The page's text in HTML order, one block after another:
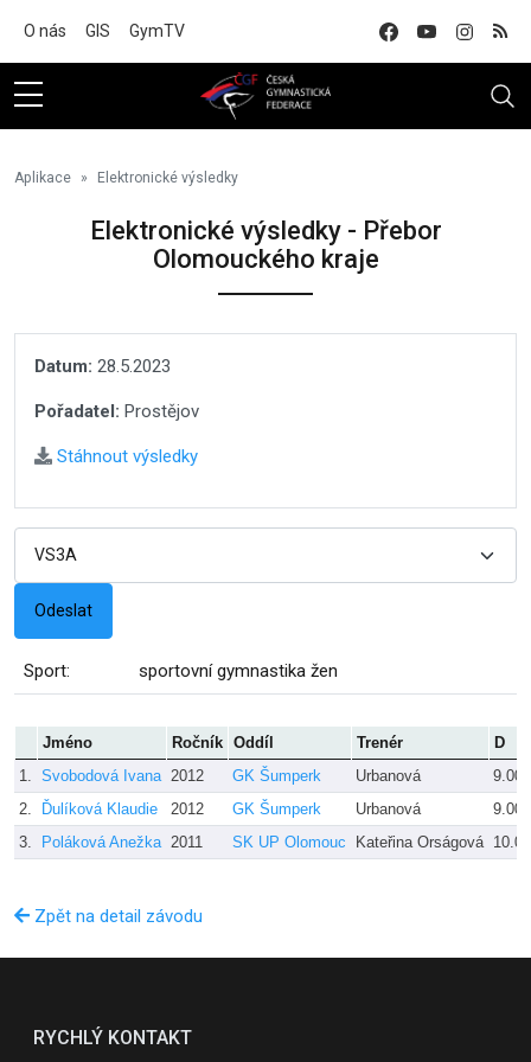
O nás GIS GymTV
Aplikace Elektronické výsledky
Elektronické výsledky - Přebor
Olomouckého kraje
Datum: 28.5.2023
Pořadatel: Prostějov
Stáhnout výsledky
Sport: sportovní gymnastika žen
Jméno Ročník Oddíl Trenér
D
1. Svobodová Ivana 2012 GK Šumperk Urbanová
9.000
2.
Ďulíková Klaudie 2012 GK Šumperk Urbanová
9.000
3.
Poláková Anežka 2011 SK UP Olomouc Kateřina Orságová
Zpět na detail závodu
RYCHLÝ KONTAKT